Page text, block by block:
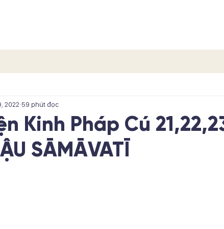
Kinh Pháp Cú
SĀMĀVATĪ
2022 59 phút đọc